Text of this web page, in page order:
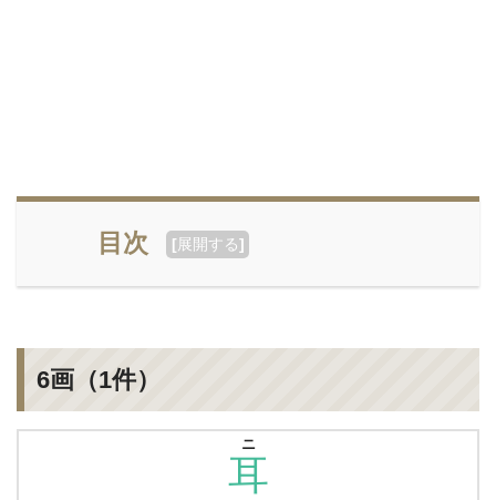
目次 [展開する]
6画（1件）
耳
ニ